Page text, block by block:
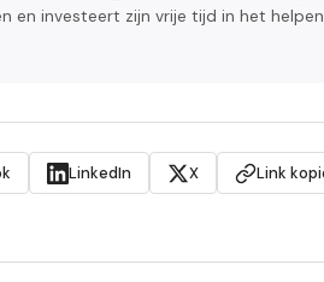
en investeert zijn vrije tijd in het
LinkedIn X Link